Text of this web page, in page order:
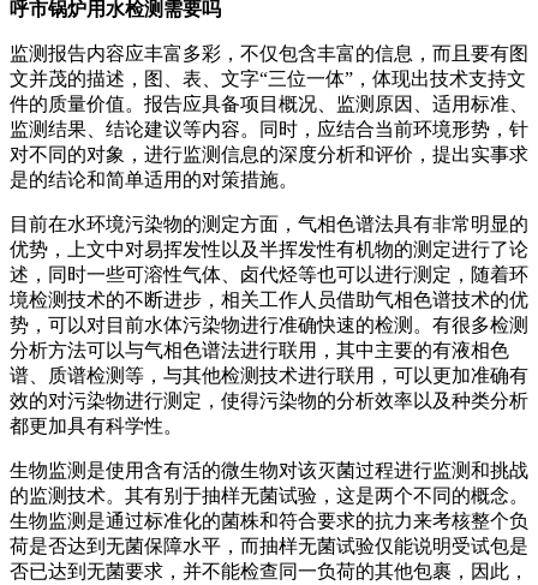
呼市锅炉用水检测需要吗
监测报告内容应丰富多彩，不仅包含丰富的信息，而且要有图
文并茂的描述，图、表、文字“三位一体”，体现出技术支持文
件的质量价值。报告应具备项目概况、监测原因、适用标准、
监测结果、结论建议等内容。同时，应结合当前环境形势，针
对不同的对象，进行监测信息的深度分析和评价，提出实事求
是的结论和简单适用的对策措施。
目前在水环境污染物的测定方面，气相色谱法具有非常明显的
优势，上文中对易挥发性以及半挥发性有机物的测定进行了论
述，同时一些可溶性气体、卤代烃等也可以进行测定，随着环
境检测技术的不断进步，相关工作人员借助气相色谱技术的优
势，可以对目前水体污染物进行准确快速的检测。有很多检测
分析方法可以与气相色谱法进行联用，其中主要的有液相色
谱、质谱检测等，与其他检测技术进行联用，可以更加准确有
效的对污染物进行测定，使得污染物的分析效率以及种类分析
都更加具有科学性。
生物监测是使用含有活的微生物对该灭菌过程进行监测和挑战
的监测技术。其有别于抽样无菌试验，这是两个不同的概念。
生物监测是通过标准化的菌株和符合要求的抗力来考核整个负
荷是否达到无菌保障水平，而抽样无菌试验仅能说明受试包是
否已达到无菌要求，并不能检查同一负荷的其他包裹，因此，